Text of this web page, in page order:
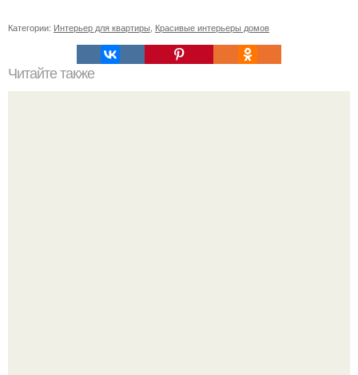
Категории: Интерьер для квартиры, Красивые интерьеры домов
Читайте также